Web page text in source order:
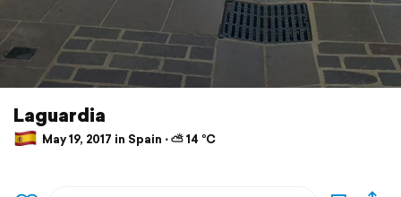
Laguardia
May 19, 2017 in Spain ⋅ ⛅ 14 °C